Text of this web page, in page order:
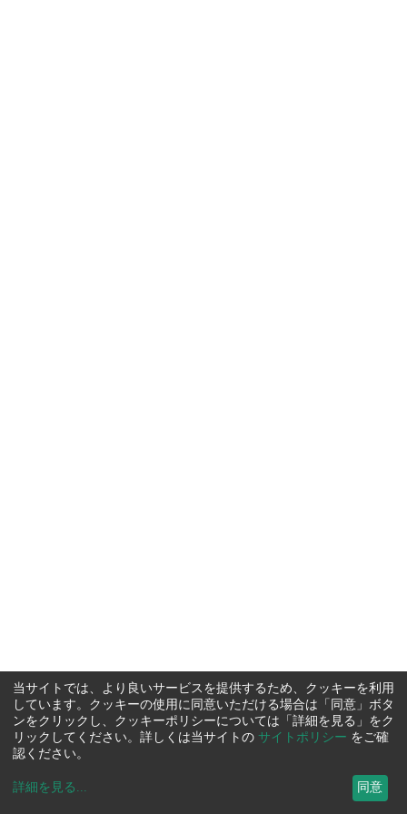
当サイトでは、より良いサービスを提供するため、クッキーを利用
しています。クッキーの使用に同意いただける場合は「同意」ボタ
ンをクリックし、クッキーポリシーについては「詳細を見る」をク
リックしてください。詳しくは当サイトの サイトポリシー をご確
認ください。
詳細を見る ... 同意